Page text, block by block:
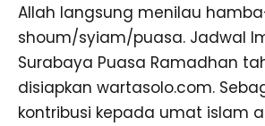
Allah langsung menilau
shoum/syiam/puasa. Jadwal
Surabaya Puasa Ramadhan
disiapkan wartasolo.com.
kontribusi kepada umat islam